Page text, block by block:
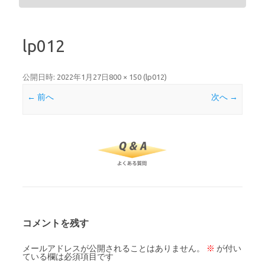
lp012
公開日時: 2022年1月27日800 × 150 (lp012)
← 前へ 次へ →
コメントを残す
メールアドレスが公開されることはありません。 ※ が付い
ている欄は必須項目です